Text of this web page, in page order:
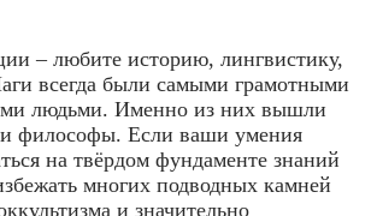
– любите историю, лингвистику,
всегда были самыми грамотными
людьми. Именно из них вышли
философы. Если ваши умения
на твёрдом фундаменте знаний
многих подводных камней
и значительно